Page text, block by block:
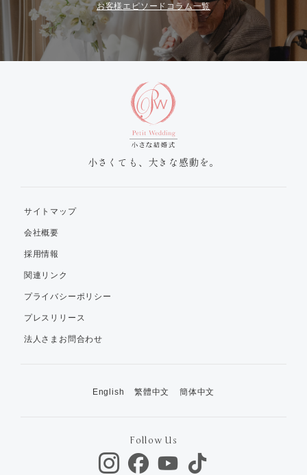
お客様エピソードコラム一覧
小さくても、大きな感動を。
サイトマップ
会社概要
採用情報
関連リンク
プライバシーポリシー
プレスリリース
法人さまお問合わせ
English 繁體中文 簡体中文
Follow Us